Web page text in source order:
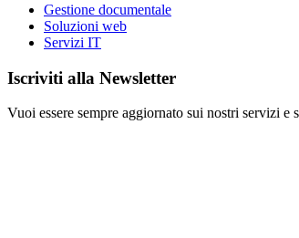
Gestione documentale
Soluzioni web
Servizi IT
Iscriviti alla Newsletter
Vuoi essere sempre aggiornato sui nostri servizi